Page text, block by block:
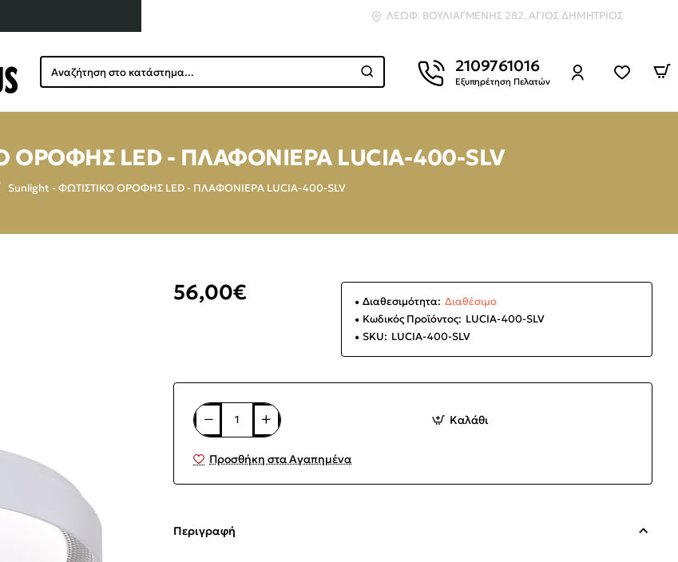
ΛΕΩΦ. ΒΟΥΛΙΑΓΜΈΝΗΣ 282, ΆΓΙΟΣ ΔΗΜΉΤΡΙΟΣ
Αναζήτηση
στο
2109761016
Εξυπηρέτηση Πελατών
ΟΡΟΦΗΣ LED - ΠΛΑΦΟΝΙΕΡΑ LUCIA-400-SLV
Sunlight - ΦΩΤΙΣΤΙΚΟ ΟΡΟΦΗΣ LED - ΠΛΑΦΟΝΙΕΡΑ LUCIA-400-SLV
56,00€ Διαθεσιμότητα: Διαθέσιμο
Κωδικός Προϊόντος: LUCIA-400-SLV
SKU: LUCIA-400-SLV
Καλάθι
Προσθήκη στα Αγαπημένα
Περιγραφή